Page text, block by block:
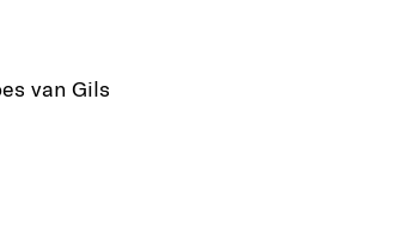
van Gils